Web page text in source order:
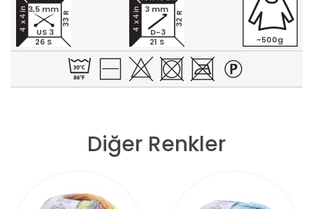
26 S
33 R
3,5 mm
US 3
21 S
32 R
3 mm
D-3
~500g
Diğer Renkler